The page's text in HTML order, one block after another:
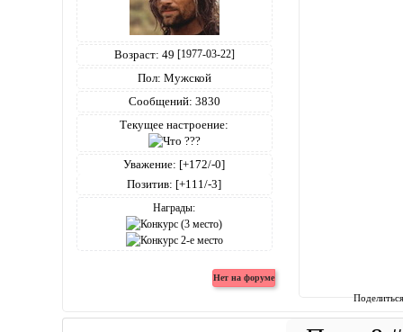
Возраст: 49 [1977-03-22]
Пол: Мужской
Сообщений: 3830
Текущее настроение:
Уважение: [+172/-0]
Позитив: [+111/-3]
Награды: